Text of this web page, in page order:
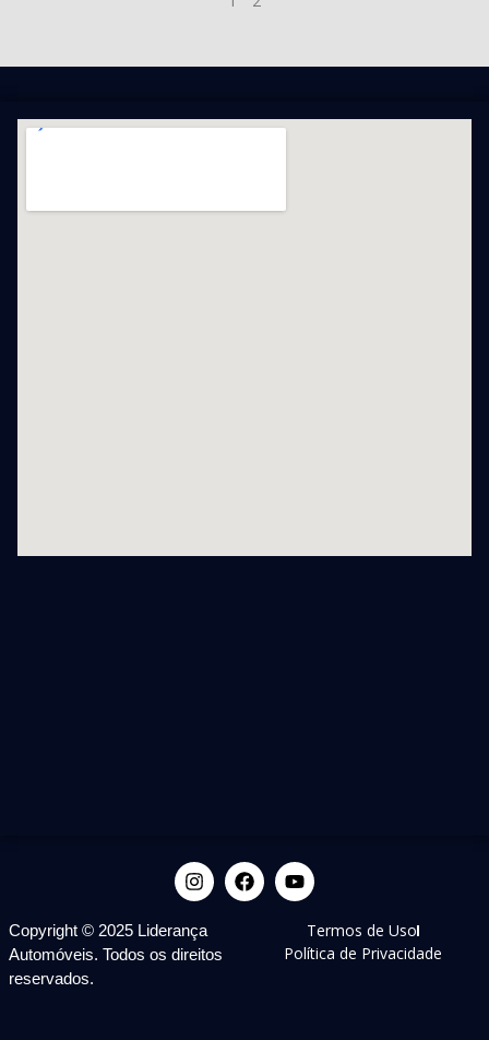
Copyright © 2025 Liderança
Automóveis. Todos os direitos
reservados.
Termos de Uso
Política de Privacidade